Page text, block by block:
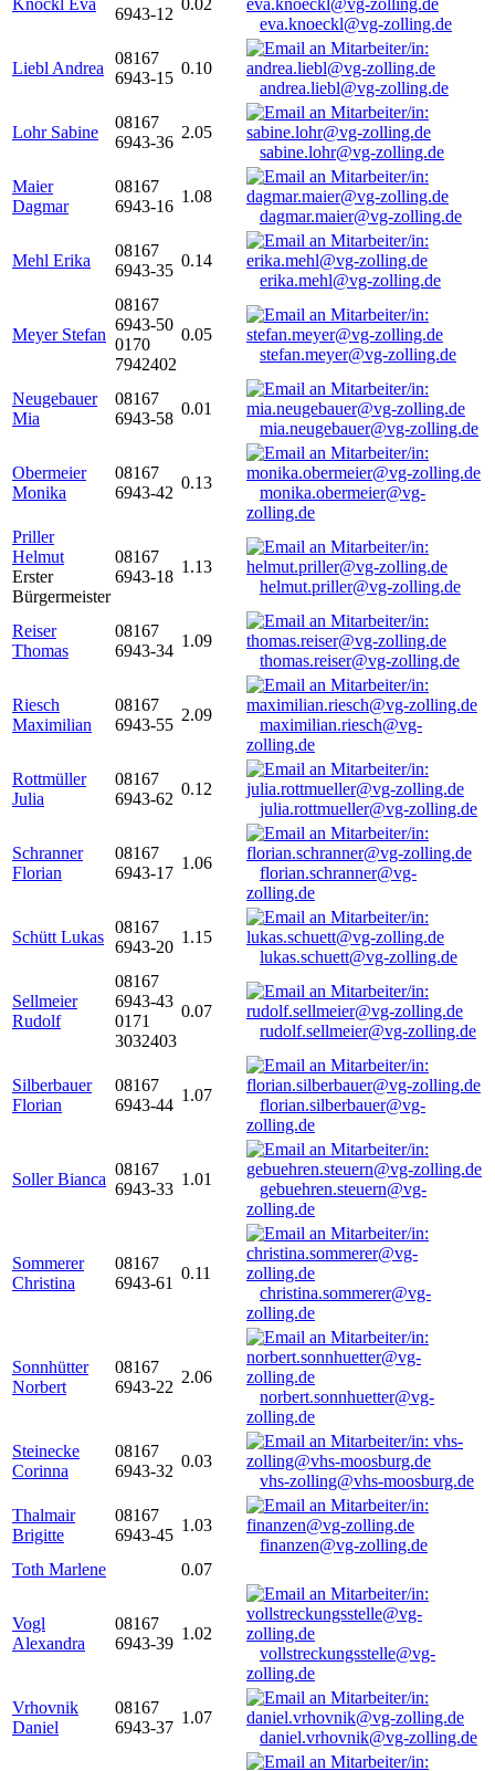
Knöckl Eva
6943-12
0.02
eva.knoeckl@vg-zolling.de
Liebl Andrea
08167
6943-15
0.10
andrea.liebl@vg-zolling.de
Lohr Sabine
08167
6943-36
2.05
sabine.lohr@vg-zolling.de
Maier
Dagmar
08167
6943-16
1.08
dagmar.maier@vg-zolling.de
Mehl Erika
08167
6943-35
0.14
erika.mehl@vg-zolling.de
Meyer Stefan
08167
6943-50
0170
7942402
0.05
stefan.meyer@vg-zolling.de
Neugebauer
Mia
08167
6943-58
0.01
mia.neugebauer@vg-zolling.de
Obermeier
Monika
08167
6943-42
0.13
monika.obermeier@vg-
zolling.de
Priller
Helmut
Erster
Bürgermeister
08167
6943-18
1.13
helmut.priller@vg-zolling.de
Reiser
Thomas
08167
6943-34
1.09
thomas.reiser@vg-zolling.de
Riesch
Maximilian
08167
6943-55
2.09
maximilian.riesch@vg-
zolling.de
Rottmüller
Julia
08167
6943-62
0.12
julia.rottmueller@vg-zolling.de
Schranner
Florian
08167
6943-17
1.06
florian.schranner@vg-
zolling.de
Schütt Lukas
08167
6943-20
1.15
lukas.schuett@vg-zolling.de
Sellmeier
Rudolf
08167
6943-43
0171
3032403
0.07
rudolf.sellmeier@vg-zolling.de
Silberbauer
Florian
08167
6943-44
1.07
florian.silberbauer@vg-
zolling.de
Soller Bianca
08167
6943-33
1.01
gebuehren.steuern@vg-
zolling.de
Sommerer
Christina
08167
6943-61
0.11
christina.sommerer@vg-
zolling.de
Sonnhütter
Norbert
08167
6943-22
2.06
norbert.sonnhuetter@vg-
zolling.de
Steinecke
Corinna
08167
6943-32
0.03
vhs-zolling@vhs-moosburg.de
Thalmair
Brigitte
08167
6943-45
1.03
finanzen@vg-zolling.de
Toth Marlene
0.07
Vogl
Alexandra
08167
6943-39
1.02
vollstreckungsstelle@vg-
zolling.de
Vrhovnik
Daniel
08167
6943-37
1.07
daniel.vrhovnik@vg-zolling.de